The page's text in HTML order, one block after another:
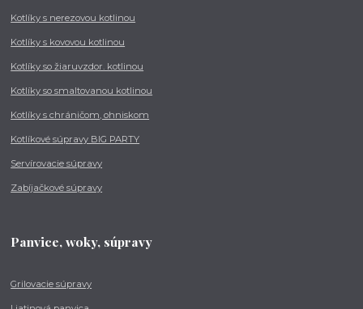
Kotlíky s nerezovou kotlinou
Kotlíky s kovovou kotlinou
Kotlíky so žiaruvzdor. kotlinou
Kotlíky so smaltovanou kotlinou
Kotlíky s chráničom, ohniskom
Kotlíkové súpravy BIG PARTY
Servírovacie súpravy
Zabíjačkové súpravy
Panvice, woky, súpravy
Grilovacie súpravy